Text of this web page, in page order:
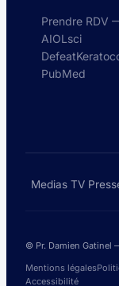
Prendre RDV
AIOLsci
PubMed
Medias TV
© Pr. Damien Gatinel
Mentions légales
Accessibilité